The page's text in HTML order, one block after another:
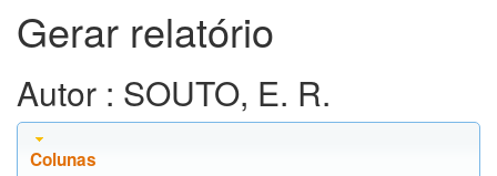
Gerar relatório
Autor : SOUTO, E. R.
Colunas